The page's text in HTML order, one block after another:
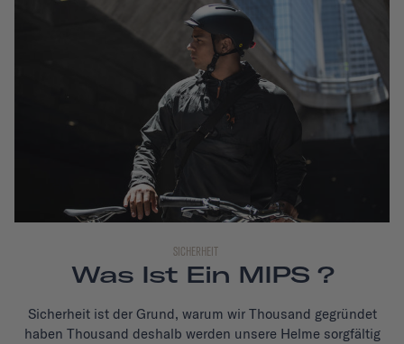
SICHERHEIT
Was Ist Ein MIPS ?
Sicherheit ist der Grund, warum wir Thousand gegründet
haben Thousand deshalb werden unsere Helme sorgfältig